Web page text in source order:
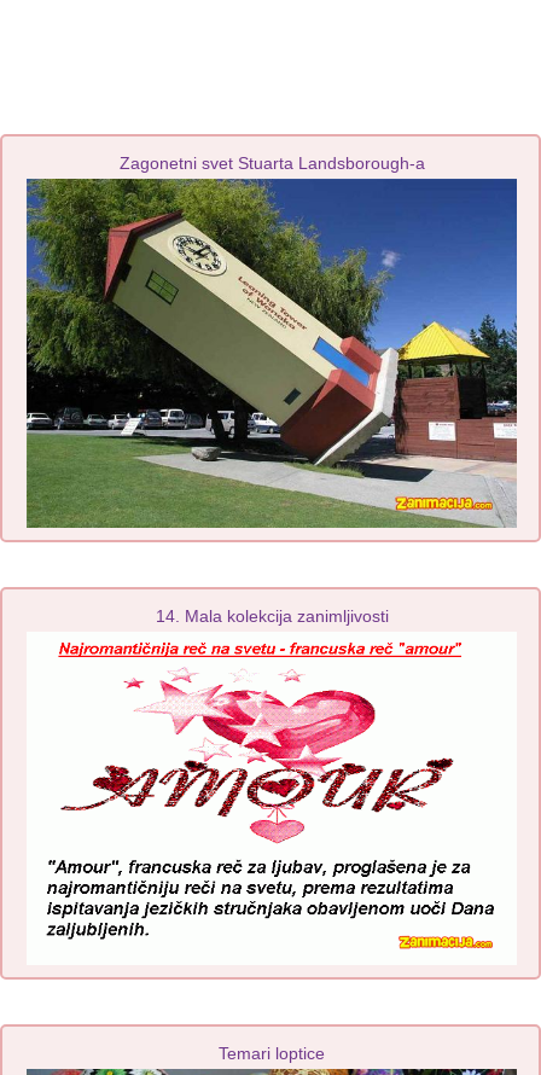
Zagonetni svet Stuarta Landsborough-a
14. Mala kolekcija zanimljivosti
Temari loptice